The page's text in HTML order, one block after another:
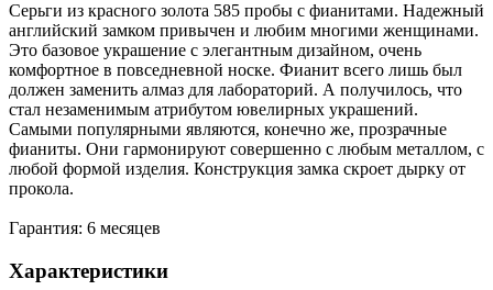
Серьги из красного золота 585 пробы с фианитами. Надежный
английский замком привычен и любим многими женщинами.
Это базовое украшение с элегантным дизайном, очень
комфортное в повседневной носке. Фианит всего лишь был
должен заменить алмаз для лабораторий. А получилось, что
стал незаменимым атрибутом ювелирных украшений.
Самыми популярными являются, конечно же, прозрачные
фианиты. Они гармонируют совершенно с любым металлом, с
любой формой изделия. Конструкция замка скроет дырку от
прокола.
Гарантия: 6 месяцев
Характеристики